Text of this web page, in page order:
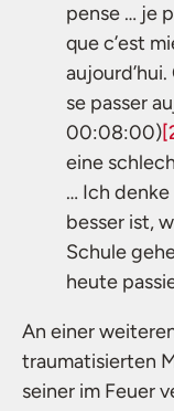
pense … je
que c’est
se passer
00:08:00)
eine
… Ich denke
besser ist,
Schule
heute
An einer
traumatisierten
seiner im Feuer